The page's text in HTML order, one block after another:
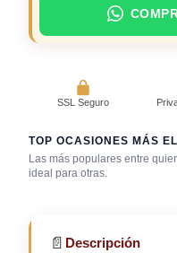
SSL Seguro
TOP OCASIONES MÁS
Las más populares entre
ideal para otras.
Día caluroso /
clima cálido
📄 Descripción